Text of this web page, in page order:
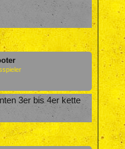
3er bis 4er kette